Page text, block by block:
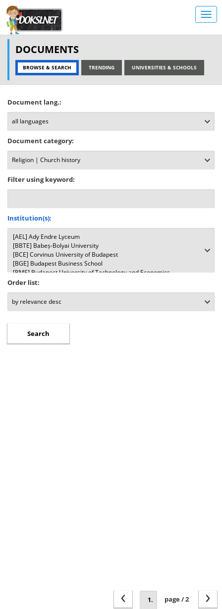
DOCUMENTS
BROWSE & SEARCH TRENDING UNIVERSITIES & SCHOOLS
Document lang.:
Document category:
Filter using keyword:
Institution(s):
Order list:
›
page / 2
‹